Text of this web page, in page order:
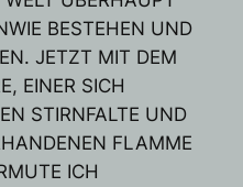
BESTEHEN UND
JETZT MIT DEM
EINER SICH
STIRNFALTE UND
FLAMME
ICH